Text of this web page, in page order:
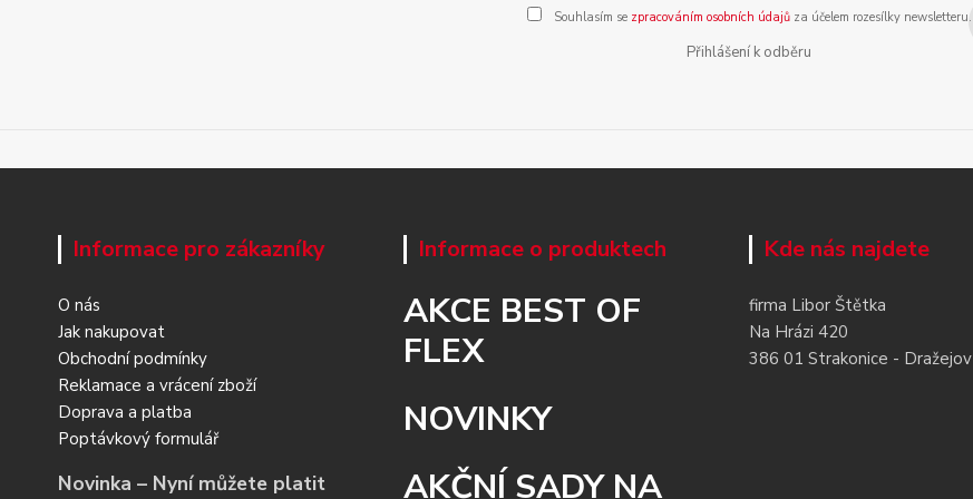
Souhlasím se zpracováním osobních údajůza účelem rozesílky newsletteru.
Přihlášení k odběru
Informace pro zákazníky
O nás
Jak nakupovat
Obchodní podmínky
Reklamace a vrácení zboží
Doprava a platba
Poptávkový formulář
Novinka – Nyní můžete platit
Informace o produktech
AKCE BEST OF
FLEX
NOVINKY
AKČNÍ SADY NA
Kde nás najdete
firma Libor Štětka
Na Hrázi 420
386 01 Strakonice - Dražejov